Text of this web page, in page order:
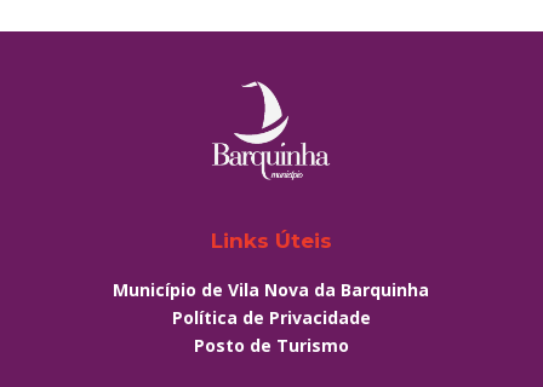
Links Úteis
Município de Vila Nova da Barquinha
Política de Privacidade
Posto de Turismo